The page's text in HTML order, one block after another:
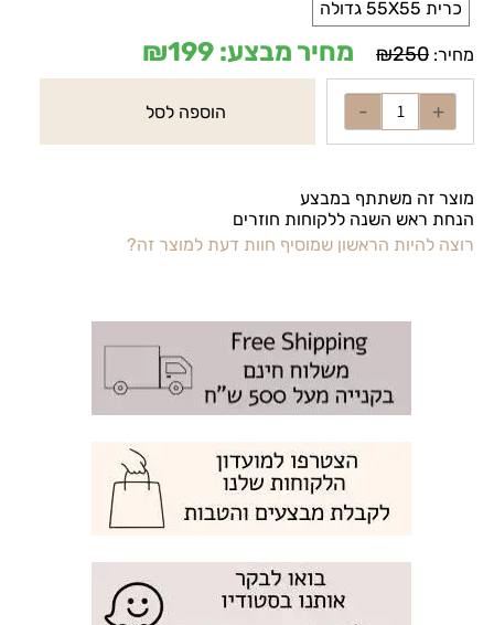
כרית 55X55 גדולה
מחיר: ₪250 מחיר מבצע: ₪199
הוספה לסל
מוצר זה משתתף במבצע
הנחת ראש השנה ללקוחות חוזרים
רוצה להיות הראשון שמוסיף חוות דעת למוצר זה?